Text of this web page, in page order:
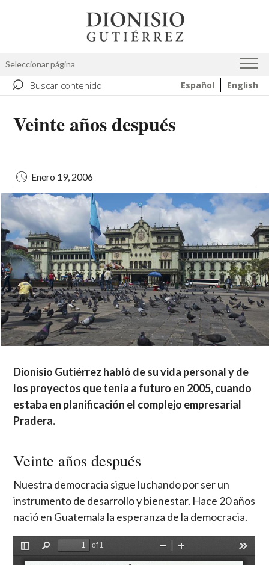
Seleccionar página
⌕ Buscar contenido Español English
Veinte años después
Enero 19, 2006
Dionisio Gutiérrez habló de su vida personal y de
los proyectos que tenía a futuro en 2005, cuando
estaba en planificación el complejo empresarial
Pradera.
Veinte años después
Nuestra democracia sigue luchando por ser un
instrumento de desarrollo y bienestar. Hace 20 años
nació en Guatemala la esperanza de la democracia.
Document